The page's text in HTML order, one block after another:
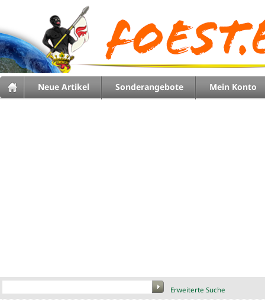
Neue Artikel Sonderangebote Mein Konto
Erweiterte Suche